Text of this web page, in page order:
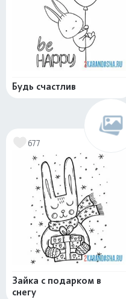
Будь счастлив
677
Зайка с подарком в
снегу